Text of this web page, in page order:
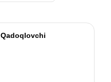
Qadoqlovchi